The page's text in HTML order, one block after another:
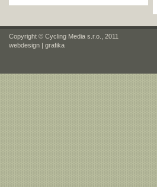
Copyright © Cycling Media s.r.o., 2011
webdesign | grafika